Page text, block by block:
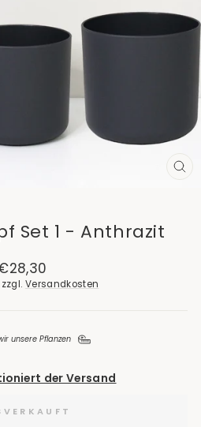
Set 1 - Anthrazit
Preis Versandkosten
unsere Pflanzen
der Versand